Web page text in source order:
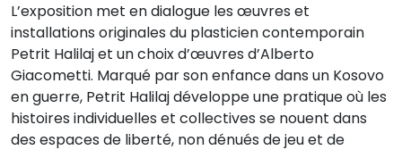
L’exposition met en dialogue les œuvres et
installations originales du plasticien contemporain
Petrit Halilaj et un choix d’œuvres d’Alberto
Giacometti. Marqué par son enfance dans un Kosovo
en guerre, Petrit Halilaj développe une pratique où les
histoires individuelles et collectives se nouent dans
des espaces de liberté, non dénués de jeu et de